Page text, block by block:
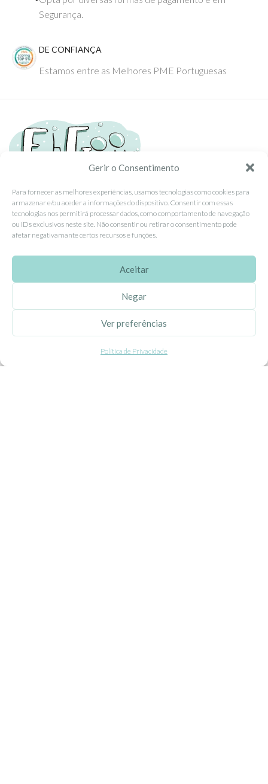
Gerir o Consentimento
Para fornecer as melhores experiências, usamos tecnologias como cookies para
armazenar e/ou aceder a informações do dispositivo. Consentir com essas
tecnologias nos permitirá processar dados, como comportamento de navegação
ou IDs exclusivos neste site. Não consentir ou retirar o consentimento pode
afetar negativamante certos recursos e funções.
Aceitar
Negar
Ver preferências
Política de Privacidade
Segurança.
DE CONFIANÇA
Estamos entre as Melhores PME Portuguesas
Tel: (351) 234095278 Custo de Chamada para Rede Fixa Nacional
Email: info@ehgoom.com
Rua José Afonso, Nº 50, 3800-438 Aveiro, Portugal
Sobre Nós
Propriedade Intelectual
Colaboração com Bloggers